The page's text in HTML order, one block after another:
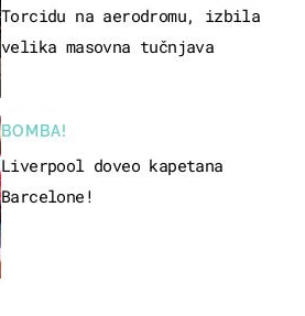
Torcidu na aerodromu, izbila
velika masovna tučnjava
BOMBA!
Liverpool doveo kapetana
Barcelone!